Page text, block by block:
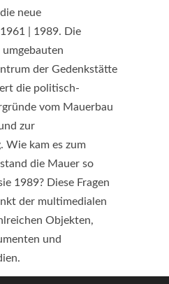
neue
| 1989. Die
umgebauten
der Gedenkstätte
die politisch-
vom Mauerbau
zur
Wie kam es zum
die Mauer so
1989? Diese Fragen
der multimedialen
Objekten,
und